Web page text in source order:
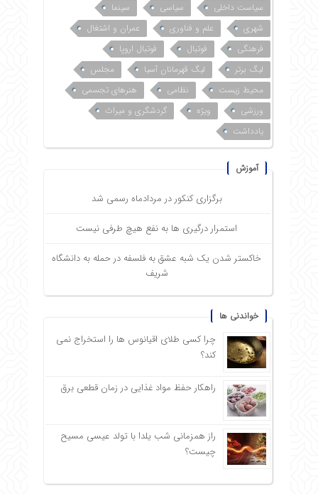
سیاست داخلی
سیاسی
سینما
شهری
علم و فناوری
عمران و اشتغال
فرهنگی
فوتبال
فوتبال اروپا
لیگ برتر
لیگ قهرمانان آسیا
مجلس
محیط زیست
نظامی
هنرهای تجسمی
ورزشی
ویژه
گردشگری و میراث
یادداشت
آموزش
برگزاری کنکور در مردادماه رسمی شد
استمرار درگیری ها به نفع هیچ طرفی نیست
خاکستر شدن یک شبه عشق به فلسفه در حمله به دانشگاه
شریف
خواندنی ها
چرا کسی طلای اقیانوس ها را استخراج نمی
کند؟
راهکار حفظ مواد غذایی در زمان قطعی برق
راز همزمانی شب یلدا با تولد عیسی مسیح
چیست؟